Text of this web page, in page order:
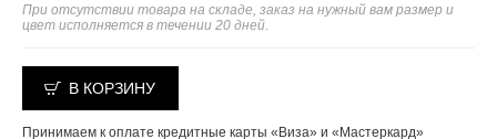
При отсутствии товара на складе, заказ на нужный вам размер и
цвет исполняется в течении 20 дней.
В КОРЗИНУ
Принимаем к оплате кредитные карты «Виза» и «Мастеркард»